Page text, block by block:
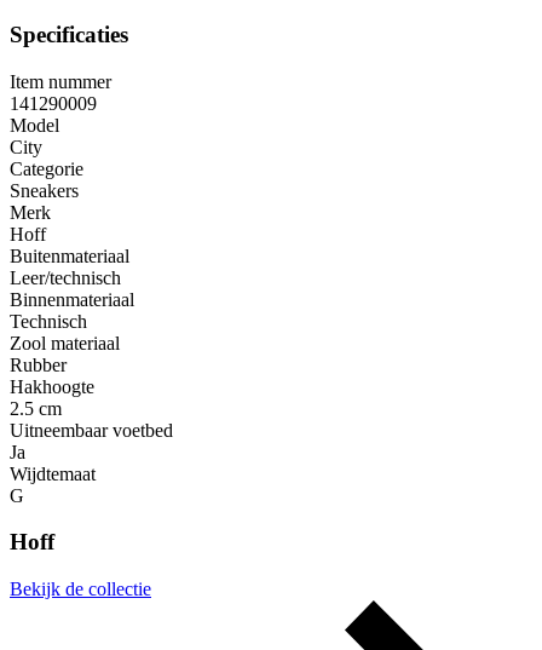
Specificaties
Item nummer
141290009
Model
City
Categorie
Sneakers
Merk
Hoff
Buitenmateriaal
Leer/technisch
Binnenmateriaal
Technisch
Zool materiaal
Rubber
Hakhoogte
2.5 cm
Uitneembaar voetbed
Ja
Wijdtemaat
G
Hoff
Bekijk de collectie